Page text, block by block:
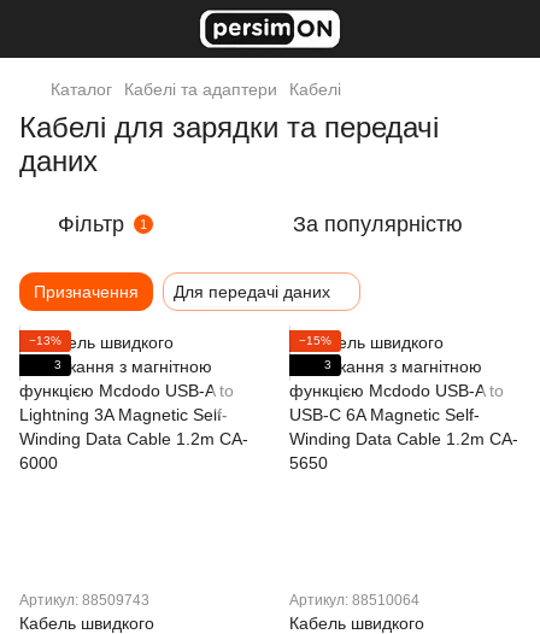
Каталог Кабелі та адаптери Кабелі
Кабелі для зарядки та передачі
даних
Фільтр 1 За популярністю
Призначення Для передачі даних
−13%
3
Артикул: 88509743
Кабель швидкого
−15%
3
Артикул: 88510064
Кабель швидкого